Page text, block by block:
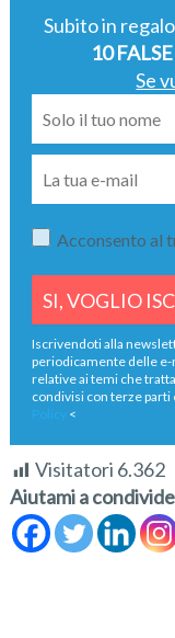
Subito in
10
Se
Acconsento al
Iscrivendoti alla
periodicamente delle
relative ai temi che
condivisi con terze parti
Policy
<
Visitatori 6.362
Aiutami a